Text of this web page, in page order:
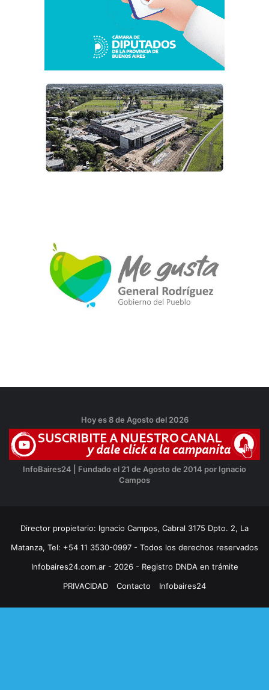
Hoy es 8 de Agosto del 2026
InfoBaires24 | Fundado el 21 de Agosto de 2014 por Ignacio
Campos
Director propietario: Ignacio Campos, Cabral 3175 Dpto. 2, La
Matanza, Tel: +54 11 3530-0997 - Todos los derechos reservados
Infobaires24.com.ar - 2026 - Registro DNDA en trámite
PRIVACIDAD
Contacto Infobaires24